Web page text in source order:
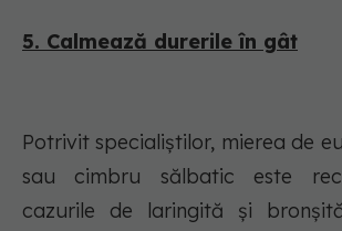
5. Calmează durerile în gât
Potrivit specialiștilor, mierea de
sau cimbru sălbatic este
cazurile de laringită și